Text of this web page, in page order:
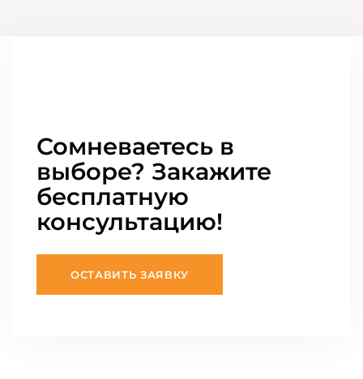
Сомневаетесь в
выборе? Закажите
бесплатную
консультацию!
ОСТАВИТЬ ЗАЯВКУ